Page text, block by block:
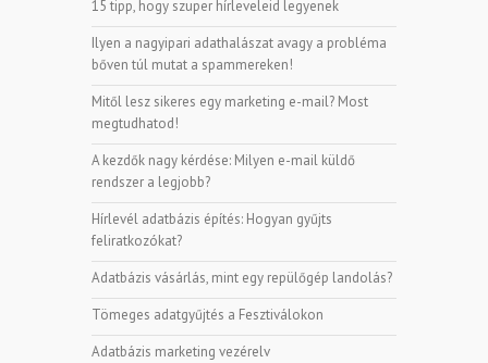
15 tipp, hogy szuper hírleveleid legyenek
Ilyen a nagyipari adathalászat avagy a probléma
bőven túl mutat a spammereken!
Mitől lesz sikeres egy marketing e-mail? Most
megtudhatod!
A kezdők nagy kérdése: Milyen e-mail küldő
rendszer a legjobb?
Hírlevél adatbázis építés: Hogyan gyűjts
feliratkozókat?
Adatbázis vásárlás, mint egy repülőgép landolás?
Tömeges adatgyűjtés a Fesztiválokon
Adatbázis marketing vezérelv